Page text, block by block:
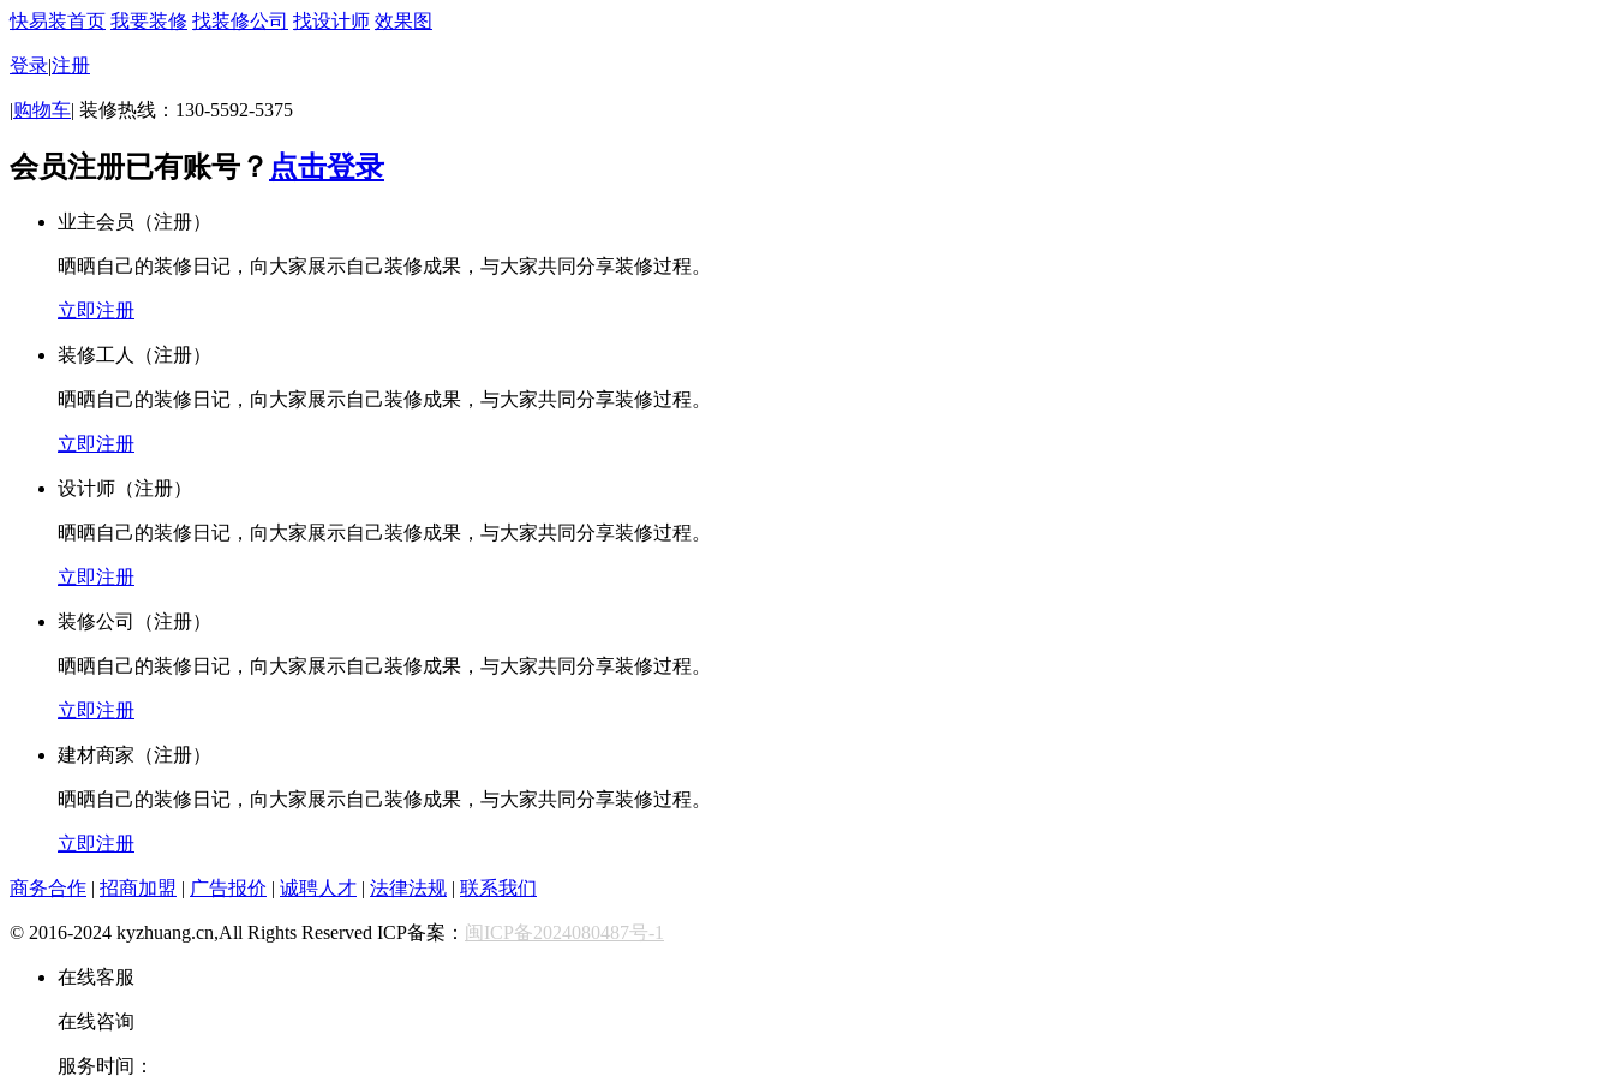
快易装首页 我要装修 找装修公司 找设计师 效果图
登录|注册
|购物车| 装修热线：130-5592-5375
会员注册已有账号？ 点击登录
业主会员 （注册）
晒晒自己的装修日记，向大家展示自己装修成果，与大家共同分享装修过程。
立即注册
装修工人 （注册）
晒晒自己的装修日记，向大家展示自己装修成果，与大家共同分享装修过程。
立即注册
设计师 （注册）
晒晒自己的装修日记，向大家展示自己装修成果，与大家共同分享装修过程。
立即注册
装修公司 （注册）
晒晒自己的装修日记，向大家展示自己装修成果，与大家共同分享装修过程。
立即注册
建材商家 （注册）
晒晒自己的装修日记，向大家展示自己装修成果，与大家共同分享装修过程。
立即注册
商务合作 | 招商加盟 | 广告报价 | 诚聘人才 | 法律法规 | 联系我们
© 2016-2024 kyzhuang.cn,All Rights Reserved ICP备案： 闽ICP备2024080487号-1
在线客服
在线咨询
服务时间：